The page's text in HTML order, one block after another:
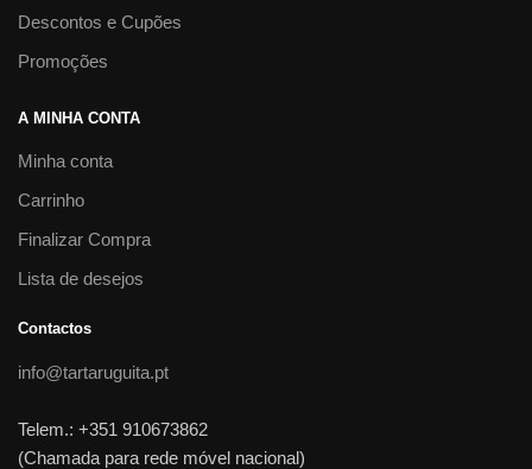
Descontos e Cupões
Promoções
A MINHA CONTA
Minha conta
Carrinho
Finalizar Compra
Lista de desejos
Contactos
info@tartaruguita.pt
Telem.: +351 910673862
(Chamada para rede móvel nacional)